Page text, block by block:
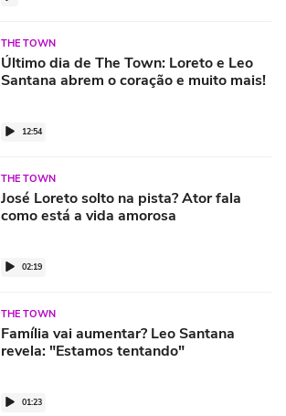
THE TOWN
Último dia de The Town: Loreto e Leo
Santana abrem o coração e muito mais!
12:54
THE TOWN
José Loreto solto na pista? Ator fala
como está a vida amorosa
02:19
THE TOWN
Família vai aumentar? Leo Santana
revela: "Estamos tentando"
01:23